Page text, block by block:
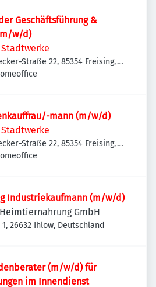
Geschäftsführung &
w/d)
Straße 22, 85354 Freising,
mann (m/w/d)
Straße 22, 85354 Freising,
Industriekaufmann (m/w/d)
GmbH
26632 Ihlow, Deutschland
(m/w/d) für
im Innendienst